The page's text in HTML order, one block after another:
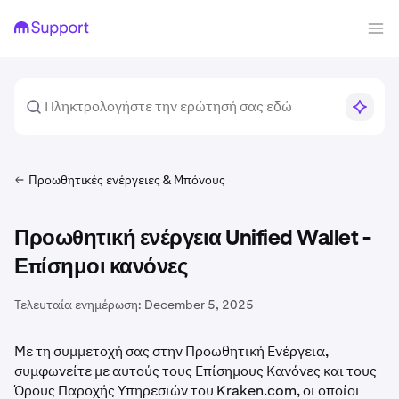
Προωθητικές ενέργειες & Μπόνους
Προωθητική ενέργεια Unified Wallet -
Επίσημοι κανόνες
Τελευταία ενημέρωση: December 5, 2025
Με τη συμμετοχή σας στην Προωθητική Ενέργεια,
συμφωνείτε με αυτούς τους Επίσημους Κανόνες και τους
Όρους Παροχής Υπηρεσιών του Kraken.com, οι οποίοι